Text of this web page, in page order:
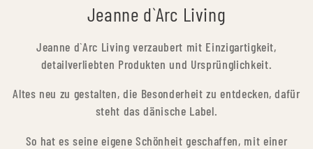
Collection:
Jeanne d`Arc Living
Jeanne d`Arc Living verzaubert mit Einzigartigkeit,
detailverliebten Produkten und Ursprünglichkeit.
Altes neu zu gestalten, die Besonderheit zu entdecken, dafür
steht das dänische Label.
So hat es seine eigene Schönheit geschaffen, mit einer